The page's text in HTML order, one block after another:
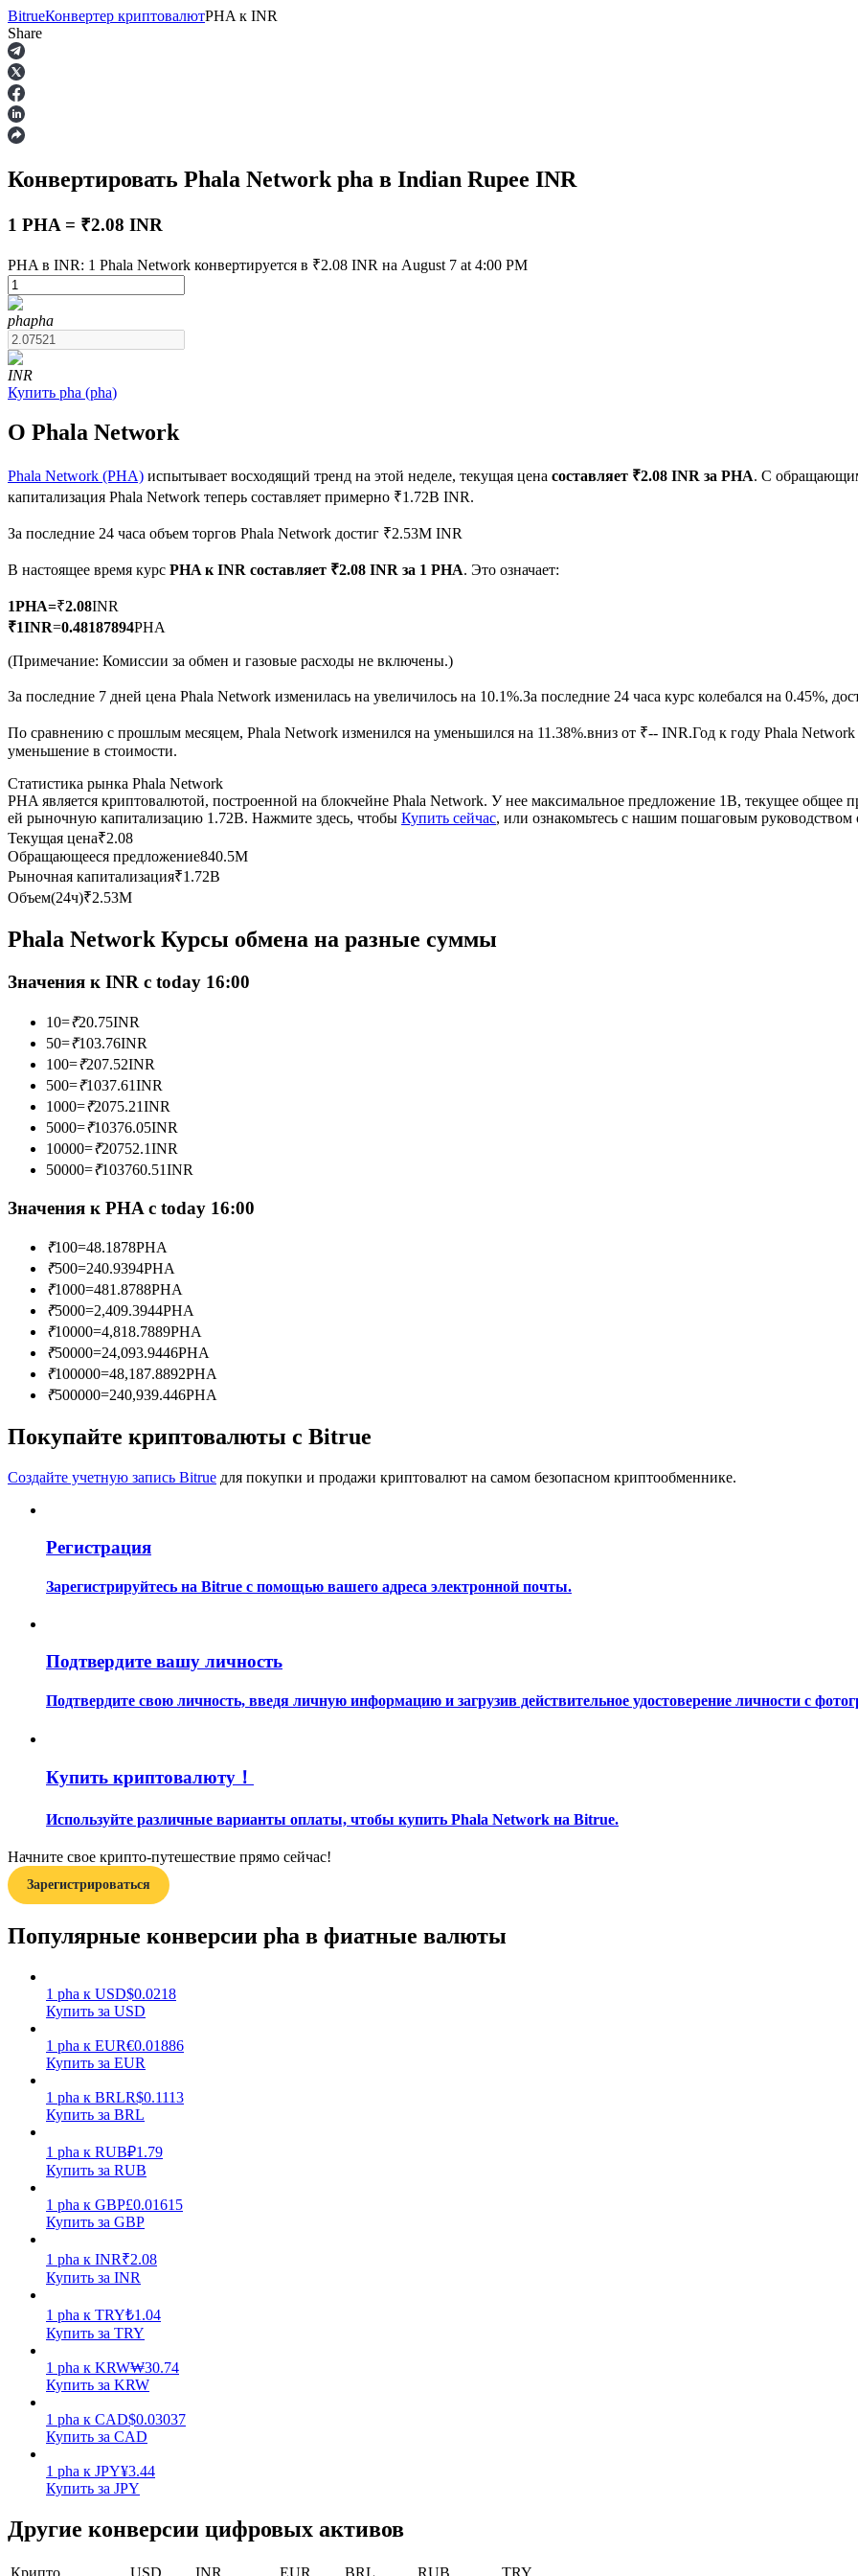
Фьючерсы
Фьючерсы с использованием USDT в качестве обеспечения
TradFi
USDC фьючерсы
Фьючерсы с использованием USDC в качестве обеспечения
Копирование торговли
Присоединяйтесь к лучшим трейдерам
Станьте копи-трейдером
Наслаждайтесь распределением прибыли и комиссиями за копи-трейдинг
Руководство для начинающих по фьючерсам
Торговые стратегии
Узнайте, как оставаться прибыльным
Заработок
Силовая свинья
Получайте конкурентные награды ежедневно
BitrueКонвертер криптовалютPHA к INR
Share
Конвертировать Phala Network pha в Indian Rupee INR
1 PHA = ₹2.08 INR
PHA в INR: 1 Phala Network конвертируется в ₹2.08 INR на August 7 at 4:00 PM
phapha
INR
Купить pha (pha)
О Phala Network
Phala Network (PHA) испытывает восходящий тренд на этой неделе, текущая цена составляет ₹2.08 INR за PHA. С
капитализация Phala Network теперь составляет примерно ₹1.72B INR.
За последние 24 часа объем торгов Phala Network достиг ₹2.53M INR
В настоящее время курс PHA к INR составляет ₹2.08 INR за 1 PHA. Это означает:
1PHA=₹2.08INR
₹1INR=0.48187894PHA
(Примечание: Комиссии за обмен и газовые расходы не включены.)
За последние 7 дней цена Phala Network изменилась на увеличилось на 10.1%.За последние 24 часа курс колебался на 0.45%,
По сравнению с прошлым месяцем, Phala Network изменился на уменьшился на 11.38%.вниз от ₹-- INR.Год к году Phala
уменьшение в стоимости.
Статистика рынка Phala Network
PHA является криптовалютой, построенной на блокчейне Phala Network. У нее максимальное предложение 1B, текущее
ей рыночную капитализацию 1.72B. Нажмите здесь, чтобы Купить сейчас, или ознакомьтесь с нашим пошаговым руководством
Текущая цена₹2.08
Обращающееся предложение840.5M
Рыночная капитализация₹1.72B
Объем(24ч)₹2.53M
Phala Network Курсы обмена на разные суммы
Значения к INR с today 16:00
10=₹20.75INR
50=₹103.76INR
100=₹207.52INR
500=₹1037.61INR
1000=₹2075.21INR
5000=₹10376.05INR
10000=₹20752.1INR
50000=₹103760.51INR
Значения к PHA с today 16:00
₹100=48.1878PHA
₹500=240.9394PHA
₹1000=481.8788PHA
₹5000=2,409.3944PHA
₹10000=4,818.7889PHA
₹50000=24,093.9446PHA
₹100000=48,187.8892PHA
₹500000=240,939.446PHA
Покупайте криптовалюты с Bitrue
Создайте учетную запись Bitrue для покупки и продажи криптовалют на самом безопасном криптообменнике.
Регистрация
Зарегистрируйтесь на Bitrue с помощью вашего адреса электронной почты.
Подтвердите вашу личность
Подтвердите свою личность, введя личную информацию и загрузив действительное удостоверение личности с
Купить криптовалюту！
Используйте различные варианты оплаты, чтобы купить Phala Network на Bitrue.
Начните свое крипто-путешествие прямо сейчас!
Зарегистрироваться
Популярные конверсии pha в фиатные валюты
1 pha к USD$0.0218
Купить за USD
1 pha к EUR€0.01886
Купить за EUR
1 pha к BRLR$0.1113
Купить за BRL
1 pha к RUB₽1.79
Купить за RUB
1 pha к GBP£0.01615
Купить за GBP
1 pha к INR₹2.08
Купить за INR
1 pha к TRY₺1.04
Купить за TRY
1 pha к KRW₩30.74
Купить за KRW
1 pha к CAD$0.03037
Купить за CAD
1 pha к JPY¥3.44
Купить за JPY
Другие конверсии цифровых активов
Крипто USD INR EUR BRL RUB
TRY